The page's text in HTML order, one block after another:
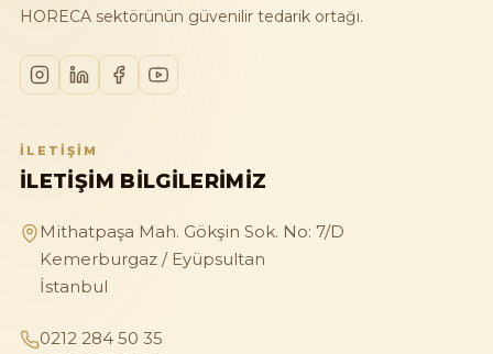
HORECA sektörünün güvenilir tedarik ortağı.
İLETIŞIM
İLETIŞIM BILGILERIMIZ
Mithatpaşa Mah. Gökşin Sok. No: 7/D
Kemerburgaz / Eyüpsultan
İstanbul
0212 284 50 35